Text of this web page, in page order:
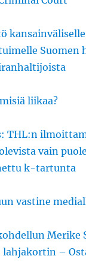
kansainväliselle
Suomen
liikaa?
THL:n
vain
k-tartunta
vastine
Merike
lahjakortin –